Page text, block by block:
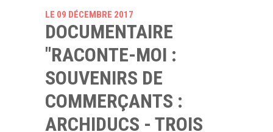
LE 09 DÉCEMBRE 2017
DOCUMENTAIRE
"RACONTE-MOI :
SOUVENIRS DE
COMMERÇANTS :
ARCHIDUCS - TROIS